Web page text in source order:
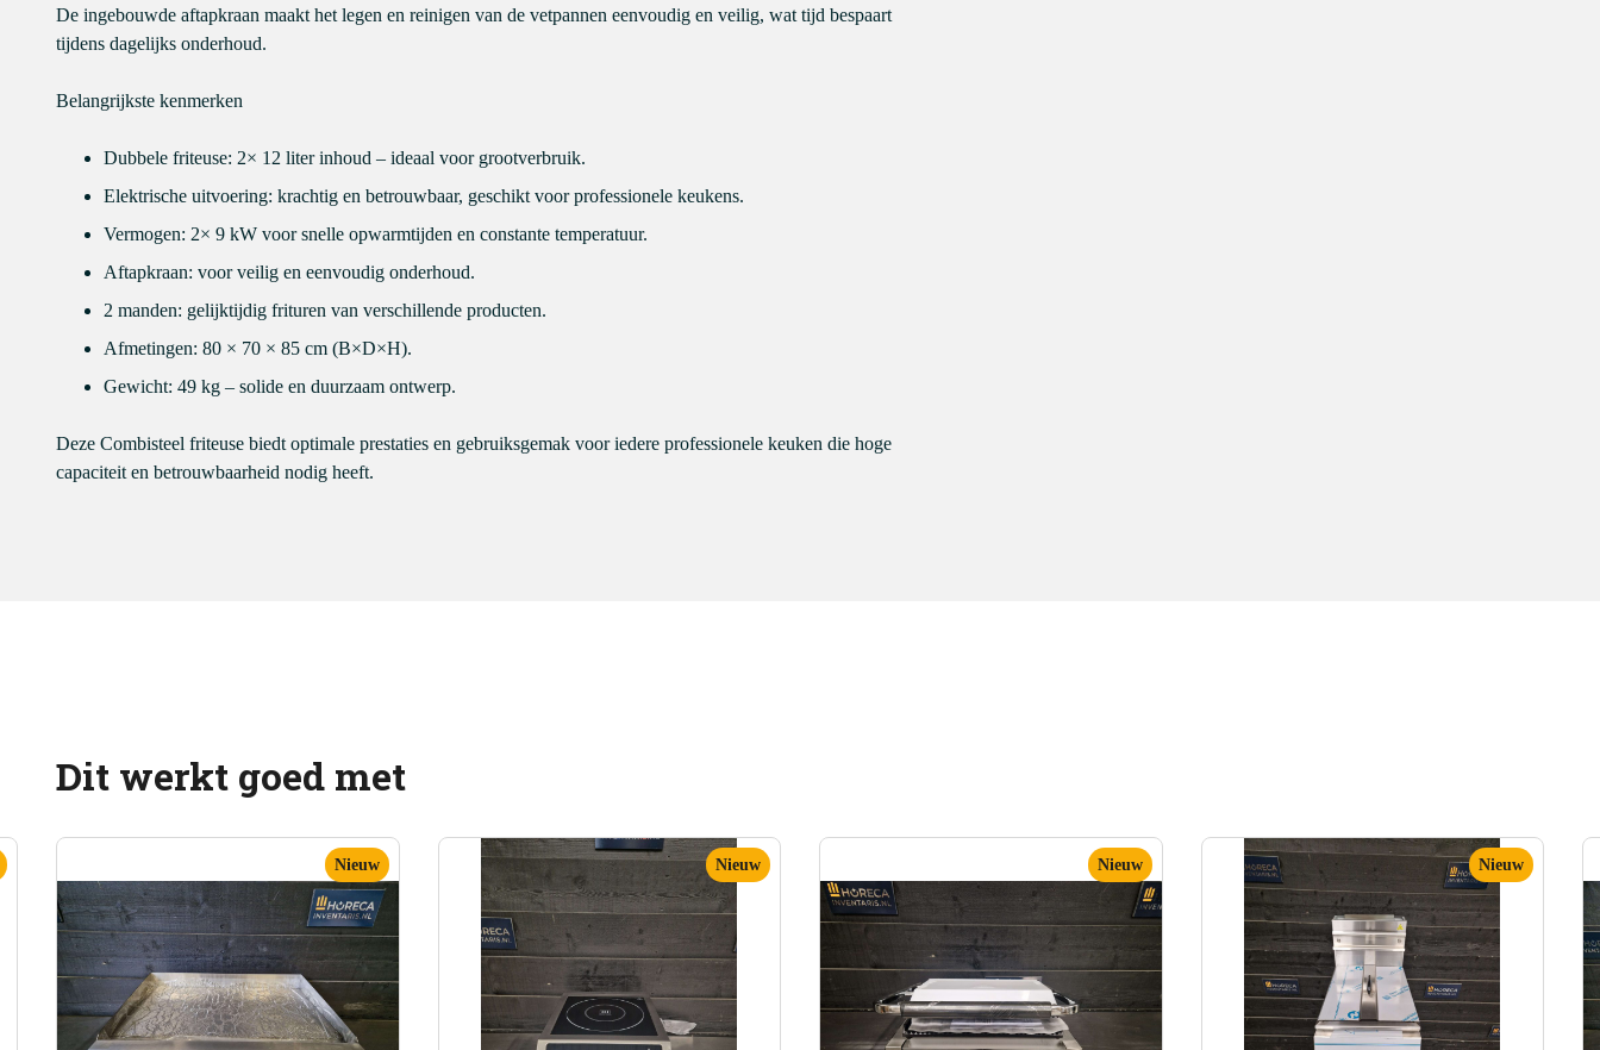
De ingebouwde aftapkraan maakt het legen en reinigen van de vetpannen eenvoudig en veilig, wat tijd bespaart
tijdens dagelijks onderhoud.
Belangrijkste kenmerken
Dubbele friteuse: 2× 12 liter inhoud – ideaal voor grootverbruik.
Elektrische uitvoering: krachtig en betrouwbaar, geschikt voor professionele keukens.
Vermogen: 2× 9 kW voor snelle opwarmtijden en constante temperatuur.
Aftapkraan: voor veilig en eenvoudig onderhoud.
2 manden: gelijktijdig frituren van verschillende producten.
Afmetingen: 80 × 70 × 85 cm (B×D×H).
Gewicht: 49 kg – solide en duurzaam ontwerp.
Deze Combisteel friteuse biedt optimale prestaties en gebruiksgemak voor iedere professionele keuken die hoge
capaciteit en betrouwbaarheid nodig heeft.
Dit werkt goed met
Nieuw Nieuw Nieuw Nieuw